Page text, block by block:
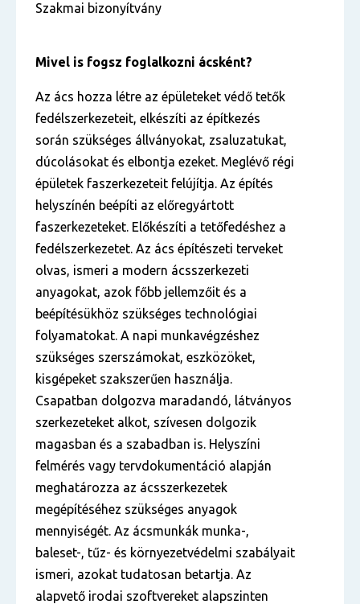
Szakmai bizonyítvány
Mivel is fogsz foglalkozni ácsként?
Az ács hozza létre az épületeket védő tetők
fedélszerkezeteit, elkészíti az építkezés
során szükséges állványokat, zsaluzatukat,
dúcolásokat és elbontja ezeket. Meglévő régi
épületek faszerkezeteit felújítja. Az építés
helyszínén beépíti az előregyártott
faszerkezeteket. Előkészíti a tetőfedéshez a
fedélszerkezetet. Az ács építészeti terveket
olvas, ismeri a modern ácsszerkezeti
anyagokat, azok főbb jellemzőit és a
beépítésükhöz szükséges technológiai
folyamatokat. A napi munkavégzéshez
szükséges szerszámokat, eszközöket,
kisgépeket szakszerűen használja.
Csapatban dolgozva maradandó, látványos
szerkezeteket alkot, szívesen dolgozik
magasban és a szabadban is. Helyszíni
felmérés vagy tervdokumentáció alapján
meghatározza az ácsszerkezetek
megépítéséhez szükséges anyagok
mennyiségét. Az ácsmunkák munka-,
baleset-, tűz- és környezetvédelmi szabályait
ismeri, azokat tudatosan betartja. Az
alapvető irodai szoftvereket alapszinten